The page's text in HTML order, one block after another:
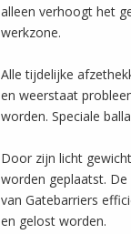
alleen verhoogt het
werkzone.
Alle tijdelijke
en weerstaat
worden. Speciale
Door zijn licht
worden geplaatst.
van Gatebarriers
en gelost worden.